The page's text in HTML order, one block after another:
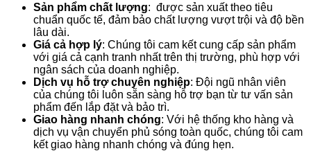
Sản phẩm chất lượng: được sản xuất theo tiêu
chuẩn quốc tế, đảm bảo chất lượng vượt trội và độ bền
lâu dài.
Giá cả hợp lý: Chúng tôi cam kết cung cấp sản phẩm
với giá cả cạnh tranh nhất trên thị trường, phù hợp với
ngân sách của doanh nghiệp.
Dịch vụ hỗ trợ chuyên nghiệp: Đội ngũ nhân viên
của chúng tôi luôn sẵn sàng hỗ trợ bạn từ tư vấn sản
phẩm đến lắp đặt và bảo trì.
Giao hàng nhanh chóng: Với hệ thống kho hàng và
dịch vụ vận chuyển phủ sóng toàn quốc, chúng tôi cam
kết giao hàng nhanh chóng và đúng hẹn.